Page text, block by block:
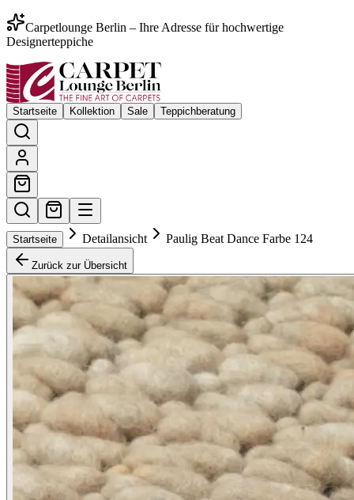
Carpetlounge Berlin – Ihre Adresse für hochwertige
Designerteppiche
Startseite Kollektion Sale Teppichberatung
Startseite Detailansicht Paulig Beat Dance Farbe 124
Zurück zur Übersicht